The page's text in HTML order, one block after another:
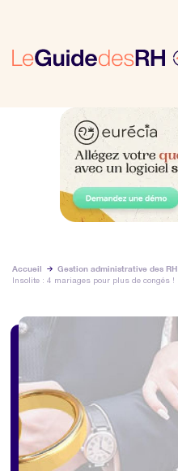
Accueil Gestion administrative des RH
Insolite : 4 mariages pour plus de congés !